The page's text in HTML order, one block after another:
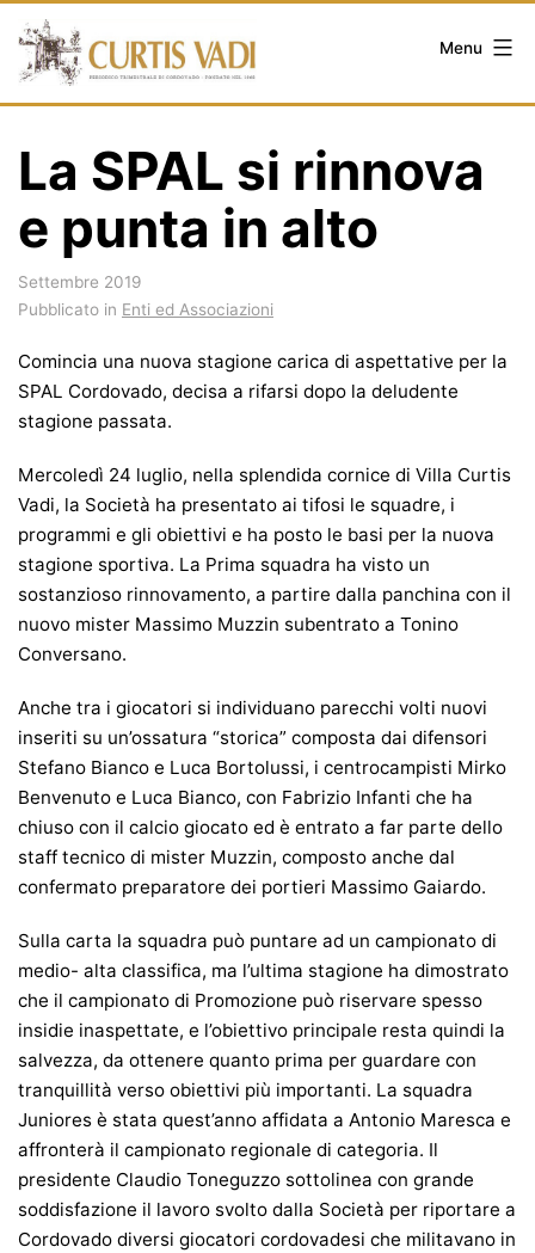
Salta
contenuto
Menu
La SPAL si rinnova
e punta in alto
Settembre 2019
Pubblicato in Enti ed Associazioni
Comincia una nuova stagione carica di aspettative per la
SPAL Cordovado, decisa a rifarsi dopo la deludente
stagione passata.
Mercoledì 24 luglio, nella splendida cornice di Villa Curtis
Vadi, la Società ha presentato ai tifosi le squadre, i
programmi e gli obiettivi e ha posto le basi per la nuova
stagione sportiva. La Prima squadra ha visto un
sostanzioso rinnovamento, a partire dalla panchina con il
nuovo mister Massimo Muzzin subentrato a Tonino
Conversano.
Anche tra i giocatori si individuano parecchi volti nuovi
inseriti su un’ossatura “storica” composta dai difensori
Stefano Bianco e Luca Bortolussi, i centrocampisti Mirko
Benvenuto e Luca Bianco, con Fabrizio Infanti che ha
chiuso con il calcio giocato ed è entrato a far parte dello
staff tecnico di mister Muzzin, composto anche dal
confermato preparatore dei portieri Massimo Gaiardo.
Sulla carta la squadra può puntare ad un campionato di
medio- alta classifica, ma l’ultima stagione ha dimostrato
che il campionato di Promozione può riservare spesso
insidie inaspettate, e l’obiettivo principale resta quindi la
salvezza, da ottenere quanto prima per guardare con
tranquillità verso obiettivi più importanti. La squadra
Juniores è stata quest’anno affidata a Antonio Maresca e
affronterà il campionato regionale di categoria. Il
presidente Claudio Toneguzzo sottolinea con grande
soddisfazione il lavoro svolto dalla Società per riportare a
Cordovado diversi giocatori cordovadesi che militavano in